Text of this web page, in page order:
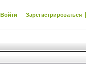
Войти | Зарегистрироваться